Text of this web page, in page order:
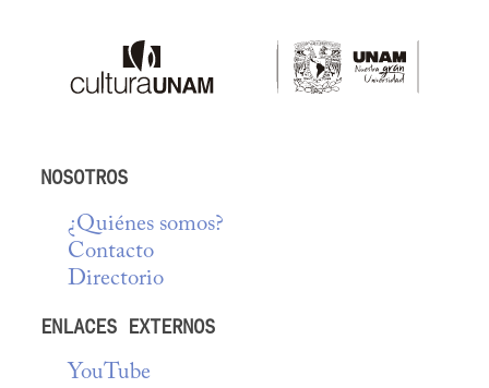
NOSOTROS
¿Quiénes somos?
Contacto
Directorio
ENLACES EXTERNOS
YouTube